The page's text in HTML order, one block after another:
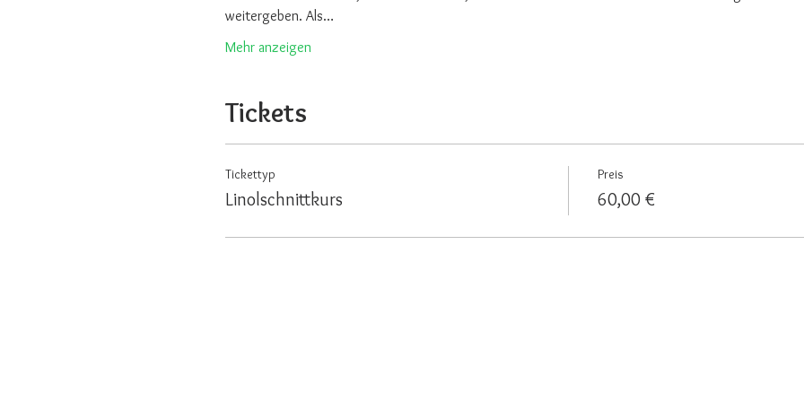
weitergeben. Als…
Mehr anzeigen
Tickets
Tickettyp
Linolschnittkurs
Preis
60,00 €